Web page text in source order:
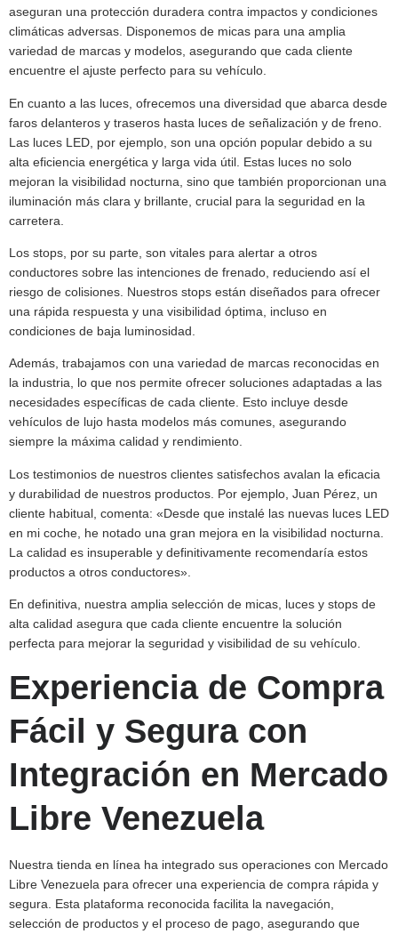
aseguran una protección duradera contra impactos y condiciones
climáticas adversas. Disponemos de micas para una amplia
variedad de marcas y modelos, asegurando que cada cliente
encuentre el ajuste perfecto para su vehículo.
En cuanto a las luces, ofrecemos una diversidad que abarca desde
faros delanteros y traseros hasta luces de señalización y de freno.
Las luces LED, por ejemplo, son una opción popular debido a su
alta eficiencia energética y larga vida útil. Estas luces no solo
mejoran la visibilidad nocturna, sino que también proporcionan una
iluminación más clara y brillante, crucial para la seguridad en la
carretera.
Los stops, por su parte, son vitales para alertar a otros
conductores sobre las intenciones de frenado, reduciendo así el
riesgo de colisiones. Nuestros stops están diseñados para ofrecer
una rápida respuesta y una visibilidad óptima, incluso en
condiciones de baja luminosidad.
Además, trabajamos con una variedad de marcas reconocidas en
la industria, lo que nos permite ofrecer soluciones adaptadas a las
necesidades específicas de cada cliente. Esto incluye desde
vehículos de lujo hasta modelos más comunes, asegurando
siempre la máxima calidad y rendimiento.
Los testimonios de nuestros clientes satisfechos avalan la eficacia
y durabilidad de nuestros productos. Por ejemplo, Juan Pérez, un
cliente habitual, comenta: «Desde que instalé las nuevas luces LED
en mi coche, he notado una gran mejora en la visibilidad nocturna.
La calidad es insuperable y definitivamente recomendaría estos
productos a otros conductores».
En definitiva, nuestra amplia selección de micas, luces y stops de
alta calidad asegura que cada cliente encuentre la solución
perfecta para mejorar la seguridad y visibilidad de su vehículo.
Experiencia de Compra
Fácil y Segura con
Integración en Mercado
Libre Venezuela
Nuestra tienda en línea ha integrado sus operaciones con Mercado
Libre Venezuela para ofrecer una experiencia de compra rápida y
segura. Esta plataforma reconocida facilita la navegación,
selección de productos y el proceso de pago, asegurando que